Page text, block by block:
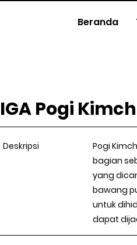
Beranda
Pogi
Deskripsi
Pogi
bagian
yang
bawang
untuk
dapat